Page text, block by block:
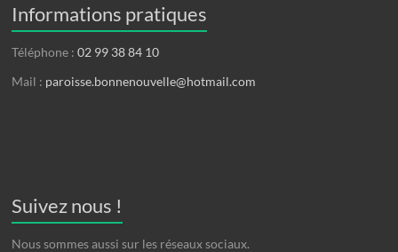
Informations pratiques
Téléphone :02 99 38 84 10
Mail : paroisse.bonnenouvelle@hotmail.com
Suivez nous !
Nous sommes aussi sur les réseaux sociaux.